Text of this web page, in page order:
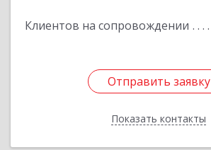
Клиентов на сопровождении
Отправить заявку
Показать контакты
Отправить заявку
Назад